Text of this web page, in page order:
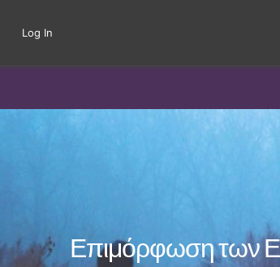
Log In
Επιμόρφωση των